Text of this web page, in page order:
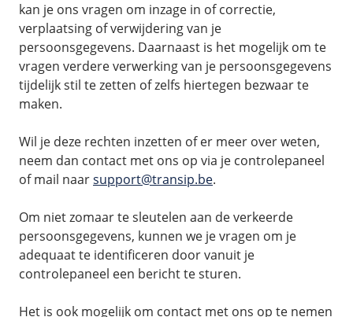
kan je ons vragen om inzage in of correctie,
verplaatsing of verwijdering van je
persoonsgegevens. Daarnaast is het mogelijk om te
vragen verdere verwerking van je persoonsgegevens
tijdelijk stil te zetten of zelfs hiertegen bezwaar te
maken.
Wil je deze rechten inzetten of er meer over weten,
neem dan contact met ons op via je controlepaneel
of mail naarsupport@transip.be.
Om niet zomaar te sleutelen aan de verkeerde
persoonsgegevens, kunnen we je vragen om je
adequaat te identificeren door vanuit je
controlepaneel een bericht te sturen.
Het is ook mogelijk om contact met ons op te nemen